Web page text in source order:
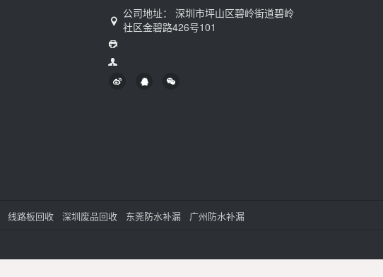
公司地址： 深圳市坪山区碧岭街道碧岭
社区金碧路426号101
线路板回收 深圳废品回收 东莞防水补漏 广州防水补漏